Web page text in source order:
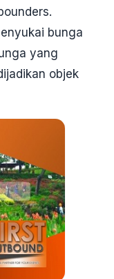
bunga
yang
objek